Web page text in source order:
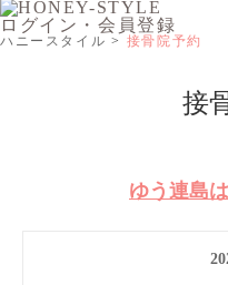
ログイン・会員登録
ハニースタイル 接骨院予約
接
ゆう連島